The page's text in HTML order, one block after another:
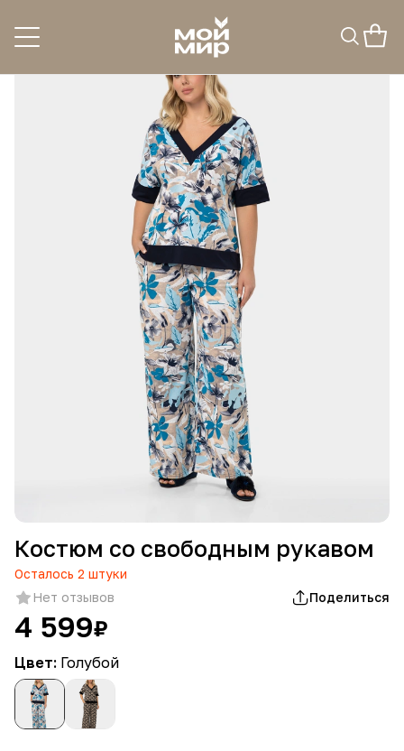
Костюм со свободным рукавом
Осталось 2 штуки
Нет отзывов
Поделиться
4 599₽
Цвет: Голубой